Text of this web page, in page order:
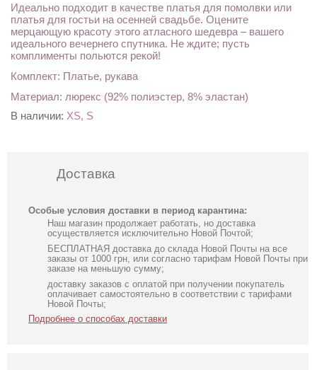
Идеально подходит в качестве платья для помолвки или
платья для гостьи на осенней свадьбе. Оцените
мерцающую красоту этого атласного шедевра – вашего
идеального вечернего спутника. Не ждите; пусть
комплименты польются рекой!
Комплект: Платье, рукава
Материал: люрекс (92% полиэстер, 8% эластан)
В наличии: XS, S
Доставка
Особые условия доставки в период карантина:
Наш магазин продолжает работать, но доставка
осуществляется исключительно Новой Почтой;
БЕСПЛАТНАЯ доставка до склада Новой Почты на все
заказы от 1000 грн, или согласно тарифам Новой Почты при
заказе на меньшую сумму;
доставку заказов с оплатой при получении покупатель
оплачивает самостоятельно в соответствии с тарифами
Новой Почты;
Подробнее о способах доставки